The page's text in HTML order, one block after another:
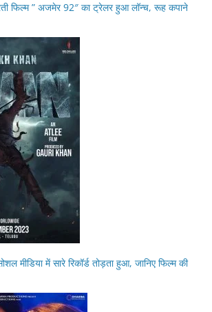
फिल्म ” अजमेर 92″ का ट्रेलर हुआ लॉन्च, रूह कपाने
मीडिया में सारे रिकॉर्ड तोड़ता हुआ, जानिए फिल्म की